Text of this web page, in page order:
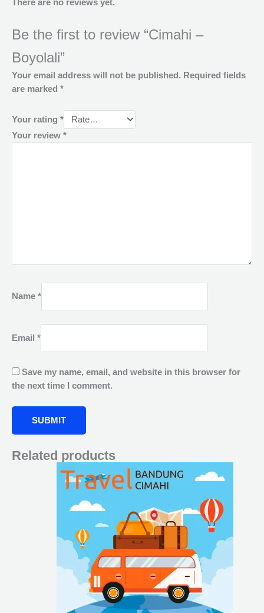
There are no reviews yet.
Be the first to review “Cimahi –
Boyolali”
Your email address will not be published. Required fields
are marked *
Your rating *
Your review *
Name *
Email *
Save my name, email, and website in this browser for
the next time I comment.
Related products